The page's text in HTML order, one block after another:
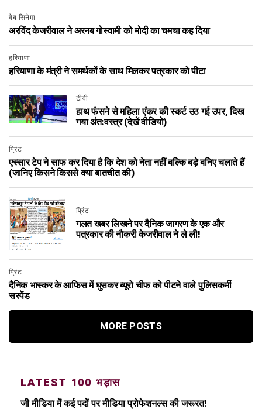
वेब-सिनेमा
अरविंद केजरीवाल ने अरनब गोस्वामी को मोदी का चमचा कह दिया
हरियाणा
हरियाणा के मंत्री ने समर्थकों के साथ मिलकर पत्रकार को पीटा
टीवी
हाथ फंसने से महिला एंकर की स्कर्ट उठ गई उपर, दिख
गया अंत:वस्त्र (देखें वीडियो)
प्रिंट
एस्सार टेप ने साफ कर दिया है कि देश को नेता नहीं बल्कि बड़े बनिए चलाते हैं
(जानिए किसने किससे क्या बातचीत की)
प्रिंट
गलत खबर लिखने पर दैनिक जागरण के एक और
पत्रकार की नौकरी केजरीवाल ने ले ली!
प्रिंट
दैनिक भास्कर के आफिस में घुसकर ब्यूरो चीफ को पीटने वाले पुलिसकर्मी
सस्पेंड
MORE POSTS
LATEST 100 भड़ास
जी मीडिया में कई पदों पर मीडिया प्रोफेशनल्स की जरूरत!